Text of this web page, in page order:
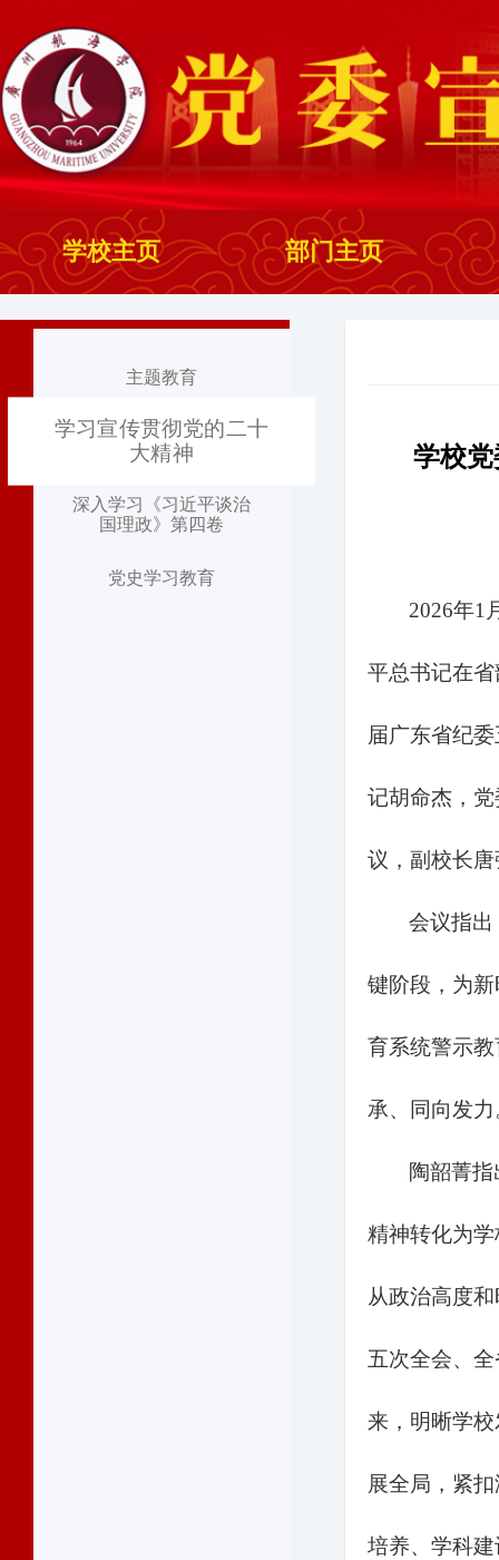
学校主页 部门主页
主题教育
学习宣传贯彻党的二十
大精神
深入学习《习近平谈治
国理政》第四卷
党史学习教育
学校
2026年1
平总书记在
届广东省纪
记胡命杰，
议，副校长
会议指出
键阶段，为
育系统警示
承、同向发力
陶韶菁
精神转化为
从政治高度
五次全会、
来，明晰学
展全局，紧
培养、学科